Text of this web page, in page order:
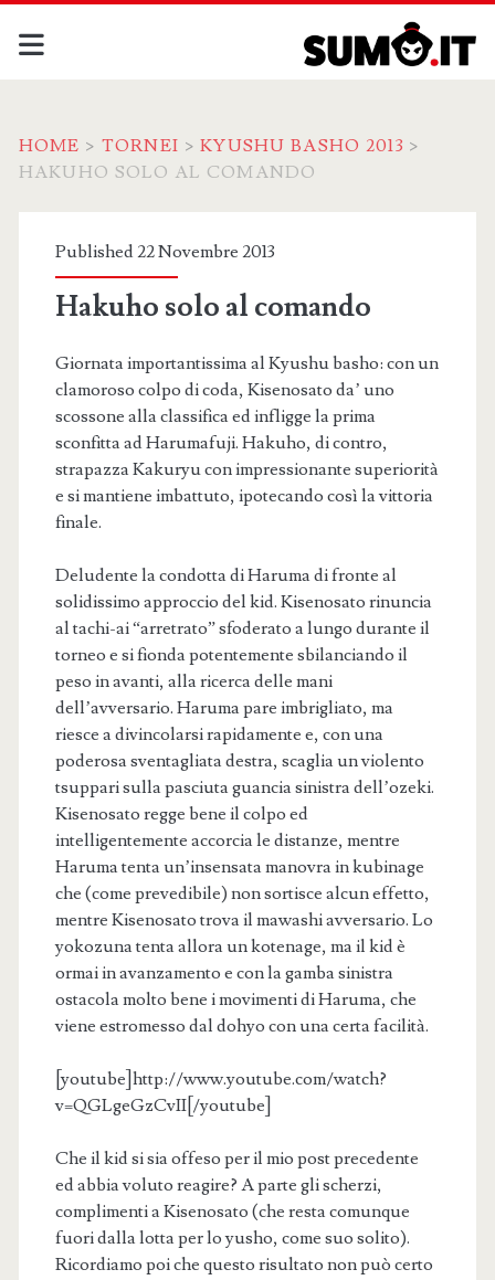
HOME > TORNEI >KYUSHU BASHO 2013 >
HAKUHO SOLO AL COMANDO
Published 22 Novembre 2013
Hakuho solo al comando
Giornata importantissima al Kyushu basho: con un
clamoroso colpo di coda, Kisenosato da’ uno
scossone alla classifica ed infligge la prima
sconfitta ad Harumafuji. Hakuho, di contro,
strapazza Kakuryu con impressionante superiorità
e si mantiene imbattuto, ipotecando così la vittoria
finale.
Deludente la condotta di Haruma di fronte al
solidissimo approccio del kid. Kisenosato rinuncia
al tachi-ai “arretrato” sfoderato a lungo durante il
torneo e si fionda potentemente sbilanciando il
peso in avanti, alla ricerca delle mani
dell’avversario. Haruma pare imbrigliato, ma
riesce a divincolarsi rapidamente e, con una
poderosa sventagliata destra, scaglia un violento
tsuppari sulla pasciuta guancia sinistra dell’ozeki.
Kisenosato regge bene il colpo ed
intelligentemente accorcia le distanze, mentre
Haruma tenta un’insensata manovra in kubinage
che (come prevedibile) non sortisce alcun effetto,
mentre Kisenosato trova il mawashi avversario. Lo
yokozuna tenta allora un kotenage, ma il kid è
ormai in avanzamento e con la gamba sinistra
ostacola molto bene i movimenti di Haruma, che
viene estromesso dal dohyo con una certa facilità.
[youtube]http://www.youtube.com/watch?
v=QGLgeGzCvII[/youtube]
Che il kid si sia offeso per il mio post precedente
ed abbia voluto reagire? A parte gli scherzi,
complimenti a Kisenosato (che resta comunque
fuori dalla lotta per lo yusho, come suo solito).
Ricordiamo poi che questo risultato non può certo